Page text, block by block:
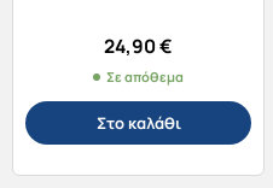
24,90€
Σε απόθεμα
Στο καλάθι